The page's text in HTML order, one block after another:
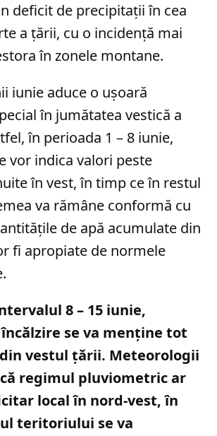
deficit de precipitații în cea
a țării, cu o incidență mai
în zonele montane.
iunie aduce o ușoară
în jumătatea vestică a
în perioada 1 – 8 iunie,
vor indica valori peste
în vest, în timp ce în restul
va rămâne conformă cu
de apă acumulate din
fi apropiate de normele
8 – 15 iunie,
se va menține tot
vestul țării. Meteorologii
regimul pluviometric ar
local în nord-vest, în
teritoriului se va